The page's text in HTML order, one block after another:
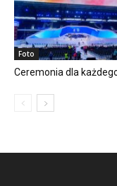
Foto
Ceremonia dla